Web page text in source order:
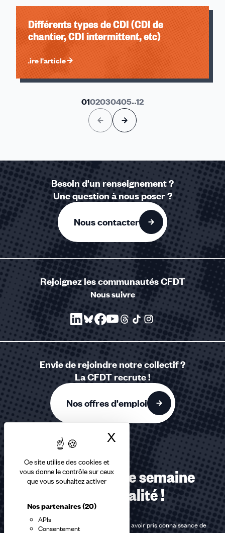
Ce site utilise des cookies et
vous donne le contrôle sur ceux
que vous souhaitez activer
Nos partenaires(20)
APIs
Consentement
X Masquer le
Différents types de CDI (CDI de
chantier, CDI intermittent, etc)
Lire l'article
0102030405...12
Besoin d'un renseignement ?
Une question à nous poser ?
Nous contacter
Rejoignez les communautés CFDT
Nous suivre
Envie de rejoindre notre collectif ?
La CFDT recrute !
Nos offres d'emploi
Recevez chaque semaine
notre actualité !
En m'inscrivant à la newsletter, j'affirme avoir pris connaissance de